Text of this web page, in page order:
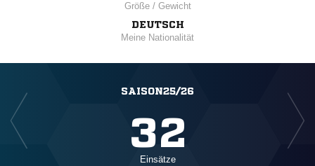
Größe / Gewicht
DEUTSCH
Meine Nationalität
SAISON25/26
32
Einsätze